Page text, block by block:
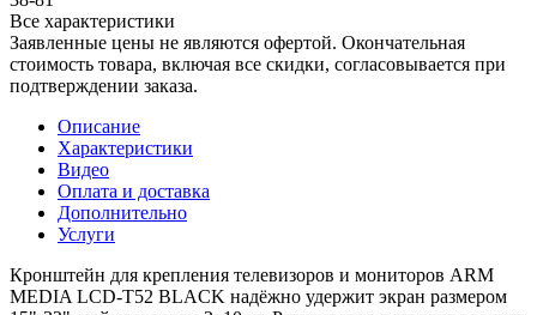
Все характеристики
Заявленные цены не являются офертой. Окончательная
стоимость товара, включая все скидки, согласовывается при
подтверждении заказа.
Описание
Характеристики
Видео
Оплата и доставка
Дополнительно
Услуги
Кронштейн для крепления телевизоров и мониторов ARM
MEDIA LCD-T52 BLACK надёжно удержит экран размером